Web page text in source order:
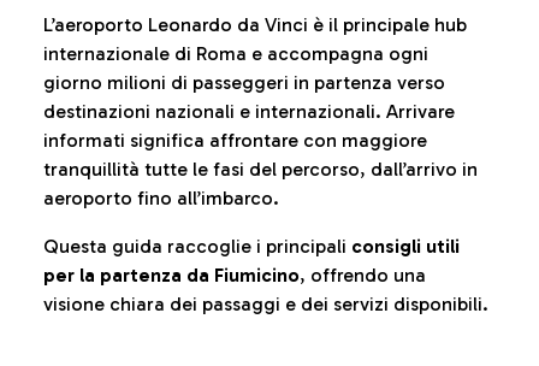
L’aeroporto Leonardo da Vinci è il principale hub
internazionale di Roma e accompagna ogni
giorno milioni di passeggeri in partenza verso
destinazioni nazionali e internazionali. Arrivare
informati significa affrontare con maggiore
tranquillità tutte le fasi del percorso, dall’arrivo in
aeroporto fino all’imbarco.
Questa guida raccoglie i principali consigli utili
per la partenza da Fiumicino, offrendo una
visione chiara dei passaggi e dei servizi disponibili.